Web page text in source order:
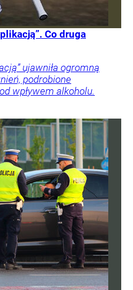
Co druga
ujawniła ogromną
podrobione
wpływem alkoholu.